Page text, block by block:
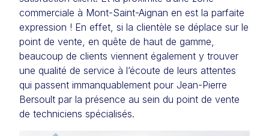
commerciale à Mont-Saint-Aignan en est la parfaite
expression ! En effet, si la clientèle se déplace sur le
point de vente, en quête de haut de gamme,
beaucoup de clients viennent également y trouver
une qualité de service à l’écoute de leurs attentes
qui passent immanquablement pour Jean-Pierre
Bersoult par la présence au sein du point de vente
de techniciens spécialisés.